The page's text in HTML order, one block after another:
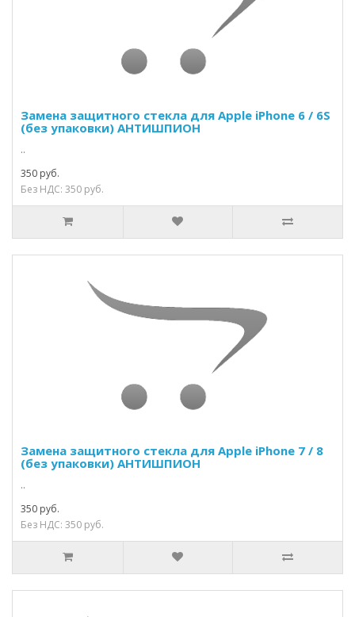
Замена защитного стекла для Apple iPhone 6 / 6S
(без упаковки) АНТИШПИОН
..
350 руб.
Без НДС: 350 руб.
Замена защитного стекла для Apple iPhone 7 / 8
(без упаковки) АНТИШПИОН
..
350 руб.
Без НДС: 350 руб.